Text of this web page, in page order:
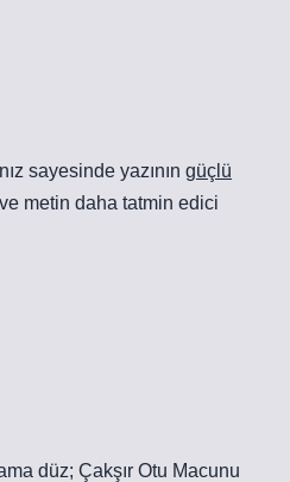
sayesinde yazının güçlü
metin daha tatmin edici
düz; Çakşır Otu Macunu